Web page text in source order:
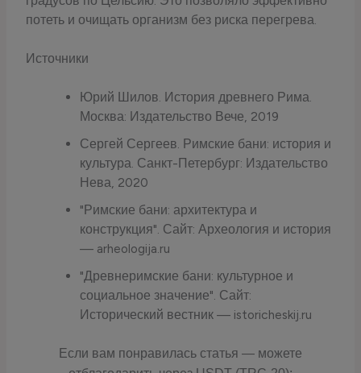
потеть и очищать организм без риска перегрева.
Источники
Юрий Шилов. История древнего Рима.
Москва: Издательство Вече, 2019
Сергей Сергеев. Римские бани: история и
культура. Санкт-Петербург: Издательство
Нева, 2020
"Римские бани: архитектура и
конструкция". Сайт: Археология и история
— arheologija.ru
"Древнеримские бани: культурное и
социальное значение". Сайт:
Исторический вестник — istoricheskij.ru
Если вам понравилась статья — можете